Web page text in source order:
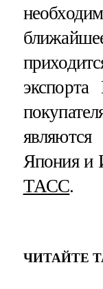
Япония и
ТАСС.
ЧИТАЙТЕ